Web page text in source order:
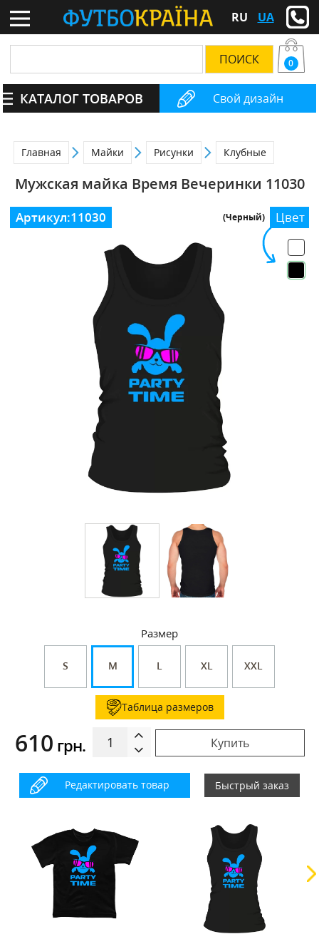
RU UA
Свой дизайн
0
КАТАЛОГ ТОВАРОВ
Главная Майки Рисунки Клубные
Мужская майка Время Вечеринки 11030
Цвет
(Черный)
Размер
S M L XL XXL
Таблица размеров
610 грн. Купить
Редактировать товар Быстрый заказ
Артикул:11030